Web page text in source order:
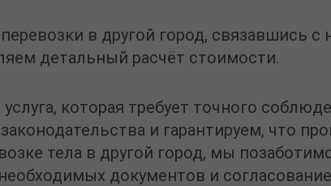
в другой город, связавшись
детальный расчёт стоимости.
услуга, которая требует точного
и гарантируем, что
тела в другой город, мы
документов и